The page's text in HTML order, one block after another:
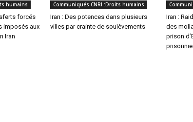
humains
forcés
imposés aux
Iran
Communiqués CNRI :Droits humains
Iran : Des potences dans plusieurs
villes par crainte de soulèvements
Iran :
des
prison